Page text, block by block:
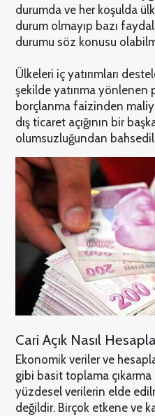
durumda ve her koşulda
durum olmayıp bazı
durumu söz konusu
Ülkeleri iç yatırımları
şekilde yatırıma yönlenen
borçlanma faizinden
dış ticaret açığının bir
olumsuzluğundan
Cari Açık Nasıl
Ekonomik veriler ve
gibi basit toplama
yüzdesel verilerin elde
değildir. Birçok etkene ve